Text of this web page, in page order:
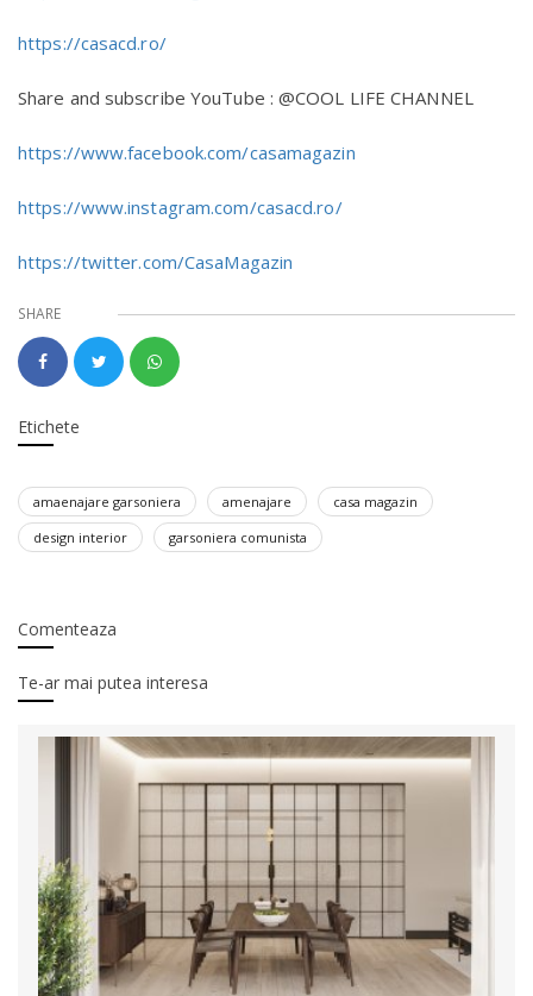
https://casacd.ro/
Share and subscribe YouTube : @COOL LIFE CHANNEL
https://www.facebook.com/casamagazin
https://www.instagram.com/casacd.ro/
https://twitter.com/CasaMagazin
SHARE
Etichete
amaenajare garsoniera amenajare
casa magazin
design interior
garsoniera comunista
Comenteaza
Te-ar mai putea interesa